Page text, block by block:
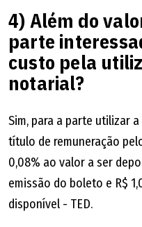
4) Além do
parte
custo pela
notarial?
Sim, para a parte utilizar
título de remuneração
0,08% ao valor a ser
emissão do boleto e R$
disponível - TED.